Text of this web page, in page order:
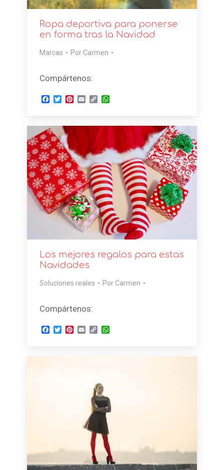
Ropa deportiva para ponerse
en forma tras la Navidad
Marcas Por Carmen
Compártenos:
Facebook
TwitterPinterest
EmailCopyWhatsApp
Los mejores regalos para estas
Navidades
Soluciones reales Por Carmen
Compártenos:
Facebook
TwitterPinterest
EmailCopyWhatsApp